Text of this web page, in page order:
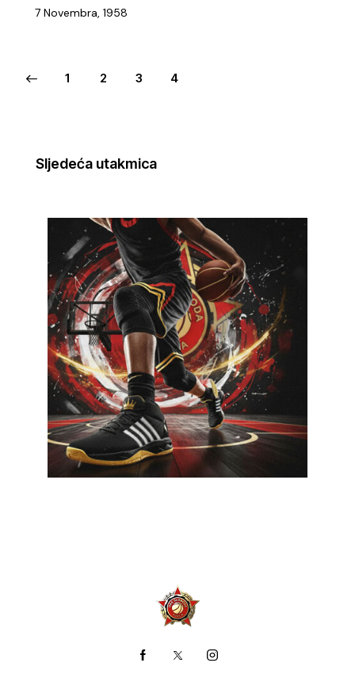
7 Novembra, 1958
1 2 3 4
Sljedeća utakmica